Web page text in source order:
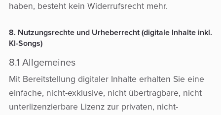
haben, besteht kein Widerrufsrecht mehr.
8. Nutzungsrechte und Urheberrecht (digitale Inhalte inkl.
KI-Songs)
8.1 Allgemeines
Mit Bereitstellung digitaler Inhalte erhalten Sie eine
einfache, nicht-exklusive, nicht übertragbare, nicht
unterlizenzierbare Lizenz zur privaten, nicht-